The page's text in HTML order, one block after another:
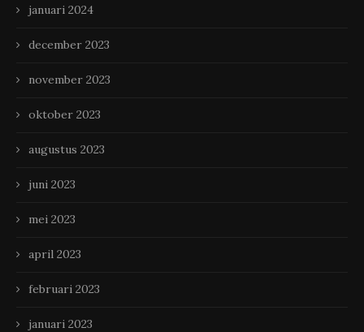
januari 2024
december 2023
november 2023
oktober 2023
augustus 2023
juni 2023
mei 2023
april 2023
februari 2023
januari 2023